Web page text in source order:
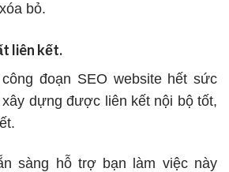
bỏ.
liên kết.
đoạn SEO website hết sức
dựng được liên kết nội bộ tốt,
sàng hỗ trợ bạn làm việc này